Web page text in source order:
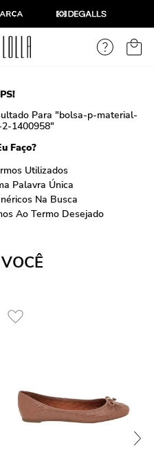
Para "bolsa-p-material-
1400958"
Faço?
Utilizados
Palavra Única
Na Busca
Ao Termo Desejado